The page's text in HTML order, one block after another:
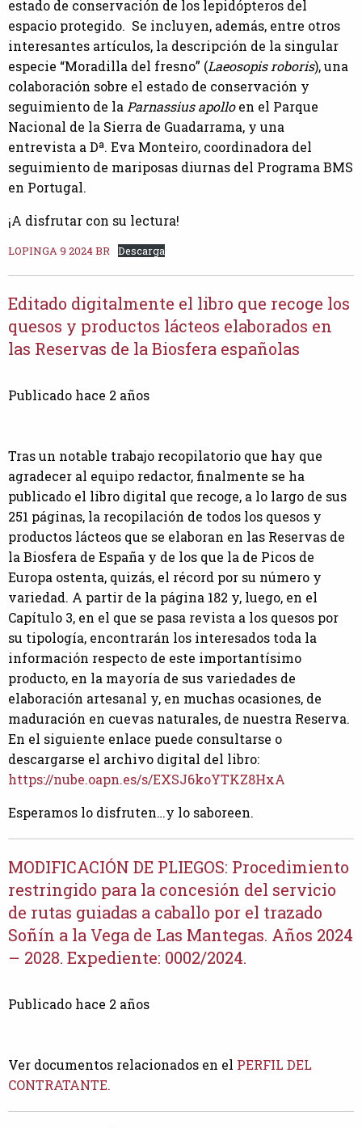
estado de conservación de los lepidópteros del
espacio protegido. Se incluyen, además, entre otros
interesantes artículos, la descripción de la singular
especie “Moradilla del fresno” (Laeosopis roboris), una
colaboración sobre el estado de conservación y
seguimiento de la Parnassius apolloen el Parque
Nacional de la Sierra de Guadarrama, y una
entrevista a Dª. Eva Monteiro, coordinadora del
seguimiento de mariposas diurnas del Programa BMS
en Portugal.
¡A disfrutar con su lectura!
LOPINGA 9 2024 BR Descarga
Editado digitalmente el libro que recoge los
quesos y productos lácteos elaborados en
las Reservas de la Biosfera españolas
Publicado hace 2 años
Tras un notable trabajo recopilatorio que hay que
agradecer al equipo redactor, finalmente se ha
publicado el libro digital que recoge, a lo largo de sus
251 páginas, la recopilación de todos los quesos y
productos lácteos que se elaboran en las Reservas de
la Biosfera de España y de los que la de Picos de
Europa ostenta, quizás, el récord por su número y
variedad. A partir de la página 182 y, luego, en el
Capítulo 3, en el que se pasa revista a los quesos por
su tipología, encontrarán los interesados toda la
información respecto de este importantísimo
producto, en la mayoría de sus variedades de
elaboración artesanal y, en muchas ocasiones, de
maduración en cuevas naturales, de nuestra Reserva.
En el siguiente enlace puede consultarse o
descargarse el archivo digital del libro:
https://nube.oapn.es/s/EXSJ6koYTKZ8HxA
Esperamos lo disfruten…y lo saboreen.
MODIFICACIÓN DE PLIEGOS: Procedimiento
restringido para la concesión del servicio
de rutas guiadas a caballo por el trazado
Soñín a la Vega de Las Mantegas. Años 2024
– 2028. Expediente: 0002/2024.
Publicado hace 2 años
Ver documentos relacionados en el PERFIL DEL
CONTRATANTE.